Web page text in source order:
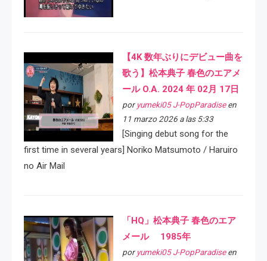
【4K 数年ぶりにデビュー曲を
歌う】松本典子 春色のエアメ
ール O.A. 2024 年 02月 17日
por yumeki05 J-PopParadiseen
11 marzo 2026 a las 5:33
[Singing debut song for the
first time in several years] Noriko Matsumoto / Haruiro
no Air Mail
「HQ」松本典子 春色のエア
メール 1985年
por yumeki05 J-PopParadiseen